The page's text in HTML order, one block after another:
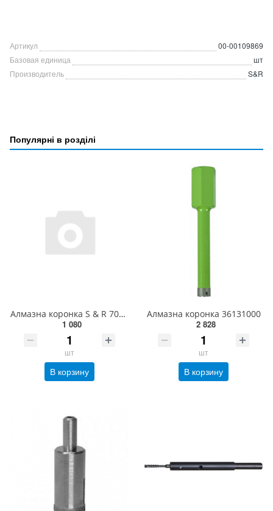
Артикул
00-00109869
Базовая единица
шт
Производитель
S&R
Популярні в розділі
Алмазна коронка S & R 70x67 мм сталь(400070067)
1 080
шт
В корзину
Алмазна коронка 36131000
2 828
шт
В корзину